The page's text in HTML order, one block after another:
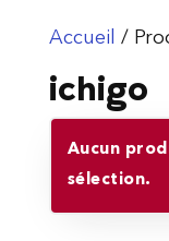
Accueil /
ichigo
Aucun
sélection.